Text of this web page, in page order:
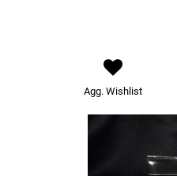
Agg. Wishlist